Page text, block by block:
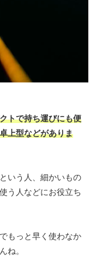
トで持ち運びにも便
上型などがありま
いう人、細かいもの
う人などにお役立ち
もっと早く使わなか
ね。